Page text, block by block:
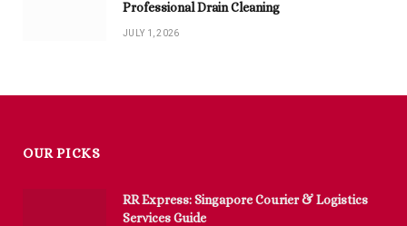
Professional Drain Cleaning
JULY 1, 2026
OUR PICKS
RR Express: Singapore Courier & Logistics
Services Guide